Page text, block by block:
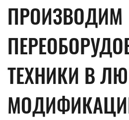
ПРОИЗВОДИМ
ТЕХНИКИ В